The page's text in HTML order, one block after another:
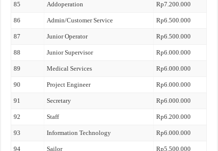
85 Addoperation Rp7.200.000
86 Admin/Customer Service Rp6.500.000
87 Junior Operator Rp6.500.000
88 Junior Supervisor Rp6.000.000
89 Medical Services Rp6.000.000
90 Project Engineer Rp6.000.000
91 Secretary Rp6.000.000
92 Staff Rp6.200.000
93 Information Technology Rp6.000.000
94 Sailor Rp5.500.000